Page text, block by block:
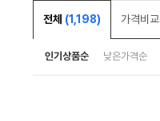
전체 (1,198) 가격비교
인기상품순 낮은가격순